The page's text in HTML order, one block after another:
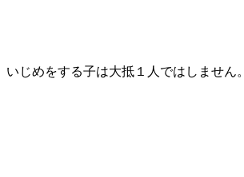
いじめをする子は大抵１人ではしません。